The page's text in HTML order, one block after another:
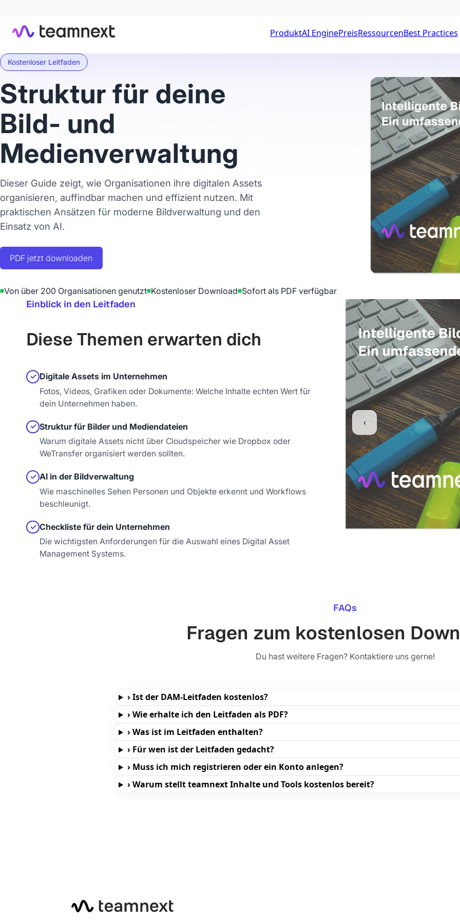
ProduktAI EnginePreisRessourcenBest Practices
Kostenloser Leitfaden
Struktur für deine
Bild- und
Medienverwaltung
Dieser Guide zeigt, wie Organisationen ihre digitalen Assets
organisieren, auffindbar machen und effizient nutzen. Mit
praktischen Ansätzen für moderne Bildverwaltung und den
Einsatz von AI.
PDF jetzt downloaden
Von über 200 Organisationen genutzt Kostenloser Download Sofort als PDF verfügbar
Einblick in den Leitfaden
Diese Themen erwarten dich
✓ Digitale Assets im Unternehmen
Fotos, Videos, Grafiken oder Dokumente: Welche Inhalte echten Wert für
dein Unternehmen haben.
✓ Struktur für Bilder und Mediendateien
Warum digitale Assets nicht über Cloudspeicher wie Dropbox oder
WeTransfer organisiert werden sollten.
✓ AI in der Bildverwaltung
Wie maschinelles Sehen Personen und Objekte erkennt und Workflows
beschleunigt.
✓ Checkliste für dein Unternehmen
Die wichtigsten Anforderungen für die Auswahl eines Digital Asset
Management Systems.
‹
FAQs
Fragen zum kostenlosen
Du hast weitere Fragen? Kontaktiere uns gerne!
›Ist der DAM-Leitfaden kostenlos?
›Wie erhalte ich den Leitfaden als PDF?
›Was ist im Leitfaden enthalten?
›Für wen ist der Leitfaden gedacht?
›Muss ich mich registrieren oder ein Konto anlegen?
›Warum stellt teamnext Inhalte und Tools kostenlos bereit?